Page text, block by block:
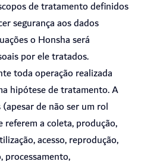
de tratamento definidos
segurança aos dados
o Honsha será
por ele tratados.
toda operação realizada
hipótese de tratamento. A
de não ser um rol
a coleta, produção,
acesso, reprodução,
processamento,